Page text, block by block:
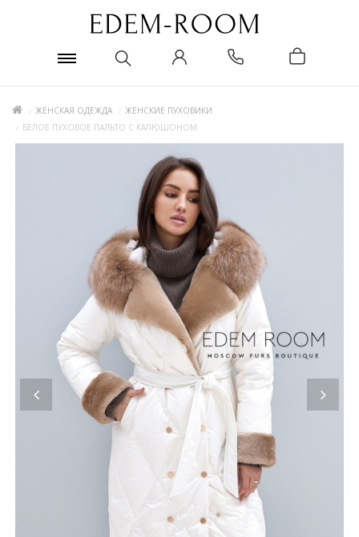
ЖЕНСКАЯ ОДЕЖДА
ЖЕНСКИЕ ПУХОВИКИ
БЕЛОЕ ПУХОВОЕ ПАЛЬТО С КАПЮШОНОМ